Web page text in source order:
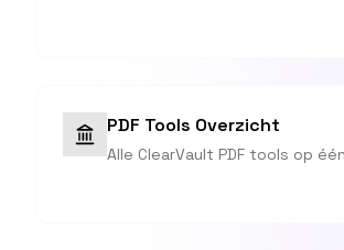
PDF Tools Overzicht
Alle ClearVault PDF tools op